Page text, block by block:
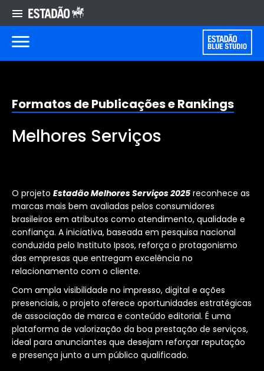
Formatos de Publicações e Rankings
Melhores Serviços
O projeto Estadão Melhores Serviços 2025 reconhece as
marcas mais bem avaliadas pelos consumidores
brasileiros em atributos como atendimento, qualidade e
confiança. A iniciativa, baseada em pesquisa nacional
conduzida pelo Instituto Ipsos, reforça o protagonismo
das empresas que entregam excelência no
relacionamento com o cliente.
Com ampla visibilidade no impresso, digital e ações
presenciais, o projeto oferece oportunidades estratégicas
de associação de marca e conteúdo editorial. É uma
plataforma de valorização da boa prestação de serviços,
ideal para anunciantes que desejam reforçar reputação
e presença junto a um público qualificado.